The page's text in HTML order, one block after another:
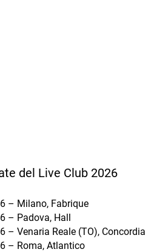
del Live Club 2026
– Milano, Fabrique
– Padova, Hall
– Venaria Reale (TO), Concordia
– Roma, Atlantico